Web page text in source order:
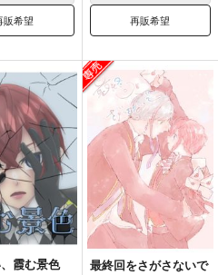
販希望 再販希望
霞む景色
最終回をさがさないで